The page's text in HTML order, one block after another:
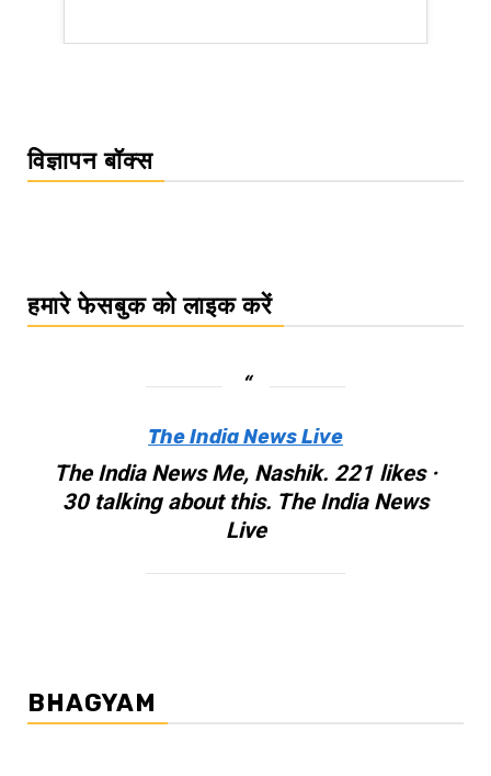
विज्ञापन बॉक्स
हमारे फेसबुक को लाइक करें
The India News Live
The India News Me, Nashik. 221 likes ·
30 talking about this. The India News
Live
BHAGYAM